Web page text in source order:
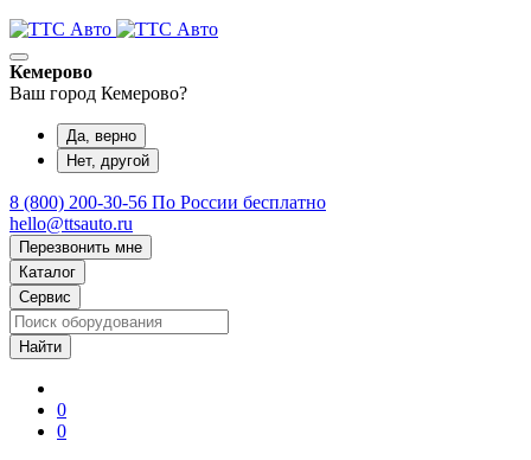
Кемерово
Ваш город Кемерово?
Да, верно
Нет, другой
8 (800) 200-30-56 По России бесплатно
hello@ttsauto.ru
Перезвонить мне
Каталог
Сервис
0
0